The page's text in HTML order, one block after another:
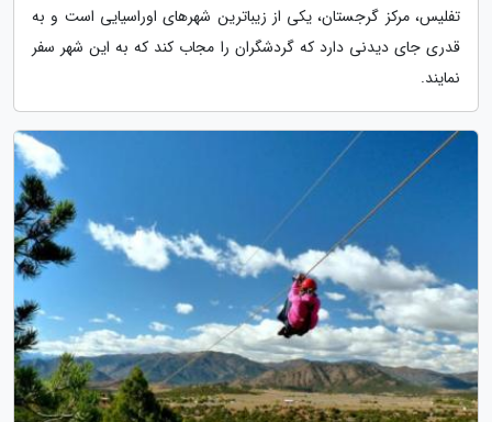
تفلیس، مرکز گرجستان، یکی از زیباترین شهرهای اوراسیایی است و به
قدری جای دیدنی دارد که گردشگران را مجاب کند که به این شهر سفر
نمایند.